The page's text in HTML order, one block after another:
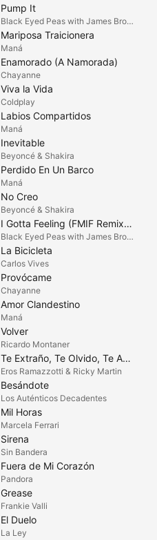
Pump It
Black Eyed Peas with James Brown
Mariposa Traicionera
Maná
Enamorado (A Namorada)
Chayanne
Viva la Vida
Coldplay
Labios Compartidos
Maná
Inevitable
Beyoncé & Shakira
Perdido En Un Barco
Maná
No Creo
Beyoncé & Shakira
I Gotta Feeling (FMIF Remix) [Edit]
Black Eyed Peas with James Brown
La Bicicleta
Carlos Vives
Provócame
Chayanne
Amor Clandestino
Maná
Volver
Ricardo Montaner
Te Extraño, Te Olvido, Te Amo
Eros Ramazzotti & Ricky Martin
Besándote
Los Auténticos Decadentes
Mil Horas
Marcela Ferrari
Sirena
Sin Bandera
Fuera de Mi Corazón
Pandora
Grease
Frankie Valli
El Duelo
La Ley